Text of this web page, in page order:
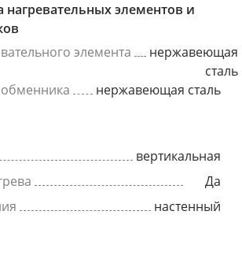
нагревательных элементов и
элемента
нержавеющая
сталь
нержавеющая сталь
вертикальная
Да
настенный